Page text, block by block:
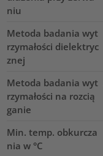
niu
Metoda badania wyt
rzymałości dielektryc
znej
Metoda badania wyt
rzymałości na rozcią
ganie
Min. temp. obkurcza
nia w °C